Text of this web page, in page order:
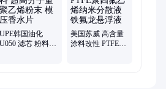
UPE韩国油化
U050 滤芯 粉料
美国苏威 高含量
涂料改性 PTFE聚